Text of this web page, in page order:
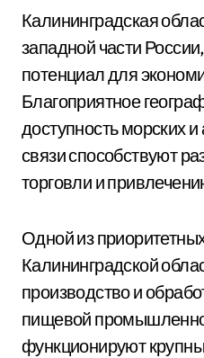
Калининградская
западной части
потенциал для
Благоприятное
доступность морских
связи способствуют
торговли и
Одной из
Калининградской
производство и
пищевой
функционируют